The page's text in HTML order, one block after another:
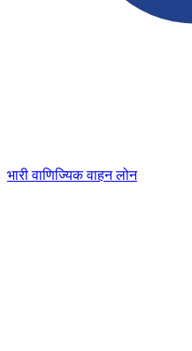
भारी वाणिज्यिक वाहन लोन